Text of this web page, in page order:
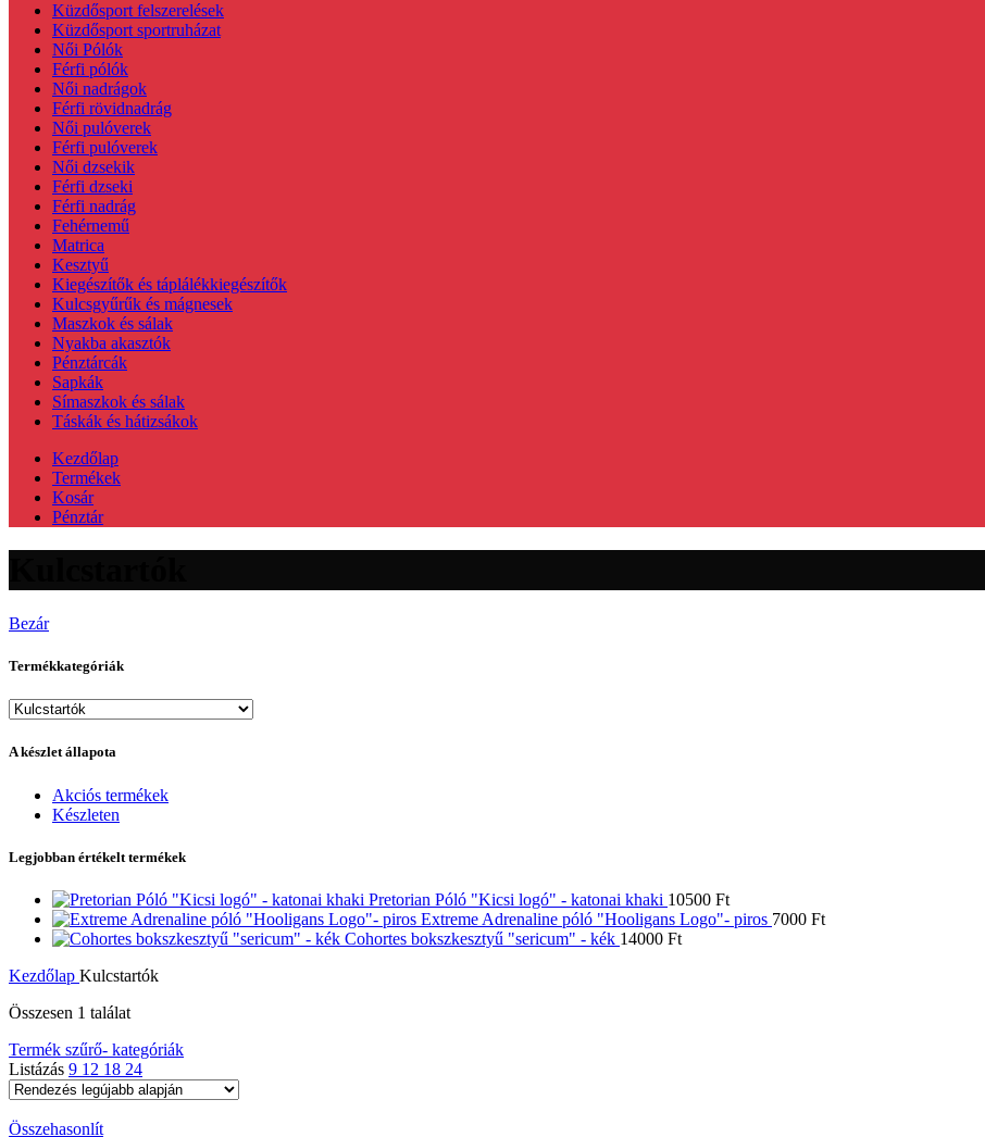
Küzdősport felszerelések
Küzdősport sportruházat
Női Pólók
Férfi pólók
Női nadrágok
Férfi rövidnadrág
Női pulóverek
Férfi pulóverek
Női dzsekik
Férfi dzseki
Férfi nadrág
Fehérnemű
Matrica
Kesztyű
Kiegészítők és táplálékkiegészítők
Kulcsgyűrűk és mágnesek
Maszkok és sálak
Nyakba akasztók
Pénztárcák
Sapkák
Símaszkok és sálak
Táskák és hátizsákok
Kezdőlap
Termékek
Kosár
Pénztár
Bezár
Termékkategóriák
A készlet állapota
Akciós termékek
Készleten
Legjobban értékelt termékek
Pretorian Póló "Kicsi logó" - katonai khaki 10500 Ft
Extreme Adrenaline póló "Hooligans Logo"- piros 7000 Ft
Cohortes bokszkesztyű "sericum" - kék 14000 Ft
Kezdőlap Kulcstartók
Összesen 1 találat
Termék szűrő- kategóriák
Listázás 9 12 18 24
Összehasonlít